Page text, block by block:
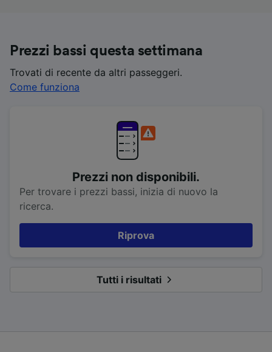
Prezzi bassi questa settimana
Trovati di recente da altri passeggeri.
Come funziona
Prezzi non disponibili.
Per trovare i prezzi bassi, inizia di nuovo la
ricerca.
Riprova
Tutti i risultati